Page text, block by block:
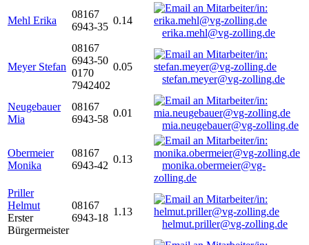
Mehl Erika
08167
6943-35
0.14
erika.mehl@vg-zolling.de
Meyer Stefan
08167
6943-50
0170
7942402
0.05
stefan.meyer@vg-zolling.de
Neugebauer
Mia
08167
6943-58
0.01
mia.neugebauer@vg-zolling.de
Obermeier
Monika
08167
6943-42
0.13
monika.obermeier@vg-
zolling.de
Priller
Helmut
Erster
Bürgermeister
08167
6943-18
1.13
helmut.priller@vg-zolling.de